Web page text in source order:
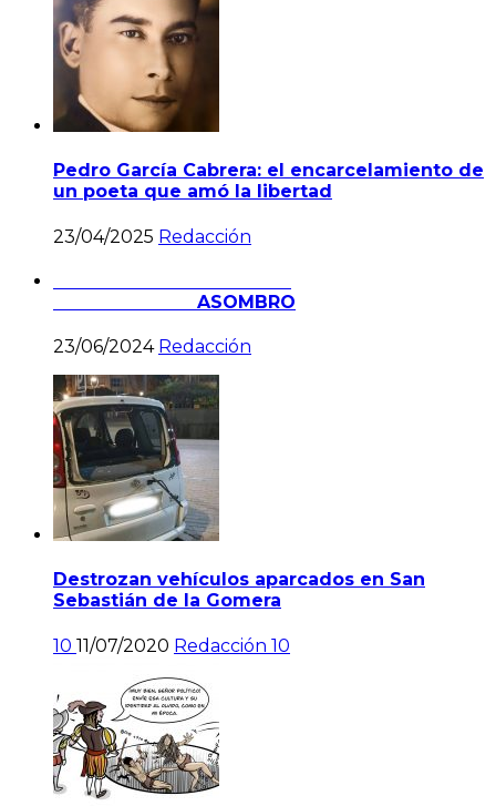
Pedro García Cabrera: el encarcelamiento de
un poeta que amó la libertad
23/04/2025 Redacción
ASOMBRO
23/06/2024 Redacción
Destrozan vehículos aparcados en San
Sebastián de la Gomera
10 11/07/2020 Redacción 10